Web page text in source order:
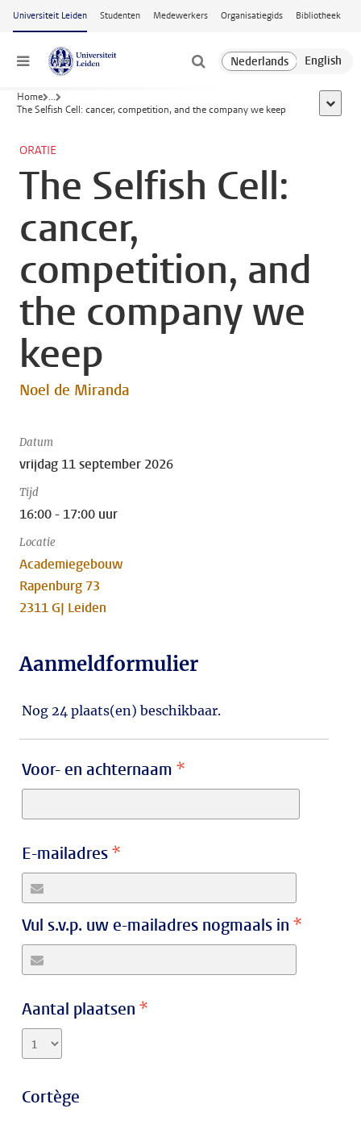
Ga naar hoofdinhoud
Universiteit Leiden Studenten Medewerkers Organisatiegids Bibliotheek
Menu
Home ...
The Selfish Cell: cancer, competition, and the company we keep
toon
ORATIE
The Selfish Cell:
cancer,
competition, and
the company we
keep
Noel de Miranda
Datum
vrijdag 11 september 2026
Tijd
16:00 - 17:00 uur
Locatie
Academiegebouw
Rapenburg 73
2311 GJ Leiden
Aanmeldformulier